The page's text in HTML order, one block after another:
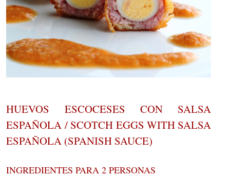
HUEVOS ESCOCESES CON SALSA
ESPAÑOLA / SCOTCH EGGS WITH SALSA
ESPAÑOLA (SPANISH SAUCE)
INGREDIENTES PARA 2 PERSONAS